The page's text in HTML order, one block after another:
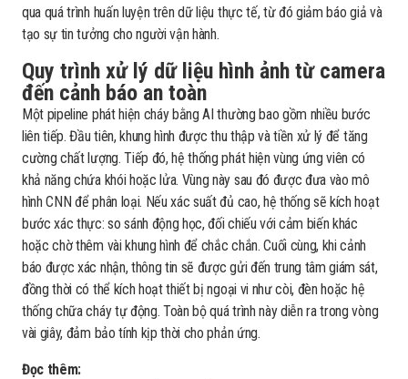
qua quá trình huấn luyện trên dữ liệu thực tế, từ đó giảm báo giả và
tạo sự tin tưởng cho người vận hành.
Quy trình xử lý dữ liệu hình ảnh từ camera
đến cảnh báo an toàn
Một pipeline phát hiện cháy bằng AI thường bao gồm nhiều bước
liên tiếp. Đầu tiên, khung hình được thu thập và tiền xử lý để tăng
cường chất lượng. Tiếp đó, hệ thống phát hiện vùng ứng viên có
khả năng chứa khói hoặc lửa. Vùng này sau đó được đưa vào mô
hình CNN để phân loại. Nếu xác suất đủ cao, hệ thống sẽ kích hoạt
bước xác thực: so sánh động học, đối chiếu với cảm biến khác
hoặc chờ thêm vài khung hình để chắc chắn. Cuối cùng, khi cảnh
báo được xác nhận, thông tin sẽ được gửi đến trung tâm giám sát,
đồng thời có thể kích hoạt thiết bị ngoại vi như còi, đèn hoặc hệ
thống chữa cháy tự động. Toàn bộ quá trình này diễn ra trong vòng
vài giây, đảm bảo tính kịp thời cho phản ứng.
Đọc thêm: